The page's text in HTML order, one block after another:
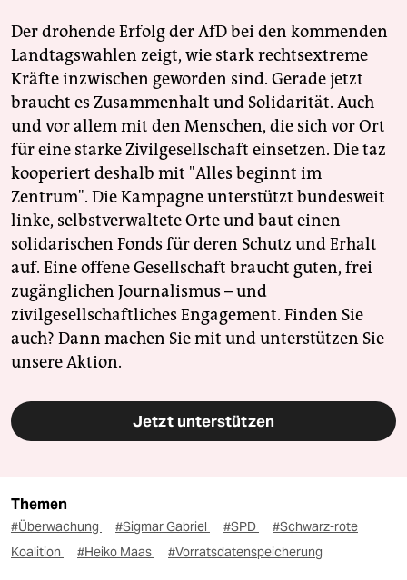
Der drohende Erfolg der AfD bei den kommenden
Landtagswahlen zeigt, wie stark rechtsextreme
Kräfte inzwischen geworden sind. Gerade jetzt
braucht es Zusammenhalt und Solidarität. Auch
und vor allem mit den Menschen, die sich vor Ort
für eine starke Zivilgesellschaft einsetzen. Die taz
kooperiert deshalb mit "Alles beginnt im
Zentrum". Die Kampagne unterstützt bundesweit
linke, selbstverwaltete Orte und baut einen
solidarischen Fonds für deren Schutz und Erhalt
auf. Eine offene Gesellschaft braucht guten, frei
zugänglichen Journalismus – und
zivilgesellschaftliches Engagement. Finden Sie
auch? Dann machen Sie mit und unterstützen Sie
unsere Aktion.
Jetzt unterstützen
Themen
#Überwachung #Sigmar Gabriel #SPD
#Schwarz-rote
Koalition
#Heiko Maas #Vorratsdatenspeicherung